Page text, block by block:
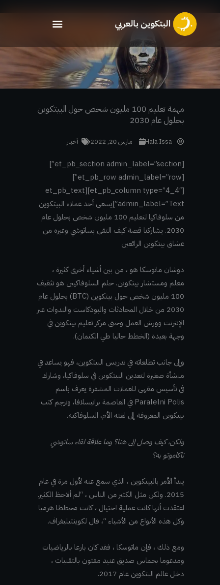
مهمة تعليم 100 مليون شخص حول البيتكوين
بحلول عام 2030
Hala Issa مارس 20, 2022 أخبار
[et_pb_section admin_label=”section”]
[et_pb_row admin_label=”row”]
[et_pb_column type=”4_4″][et_pb_text
admin_label=”Text”] يسعى أحد عملاء البيتكوين
من سلوفاكيا لتعليم 100 مليون شخص بحلول عام
2030. يشاركنا قصة كيف التقى بساتوشي وغيره من
عشاق بيتكوين الرائعين
دوشان ماتوسكا هو ، من بين أشياء أخرى كثيرة ،
معلم ومستشار بيتكوين. حلم السلوفاكيين هو تثقيف
100 مليون شخص حول بيتكوين (BTC) بحلول عام
2030 من خلال المحادثات والبودكاست والندوات عبر
الإنترنت وورش العمل وحتى مركز تعليم بيتكوين في
وجهة بعيدة (الخطط حاليا طي الكتمان).
وإلى جانب تطلعاته في تدريس البيتكوين، فهو يساعد في
منشأة صغيرة لتعدين البيتكوين في سلوفاكيا، وشارك
في تأسيس مقهى للعملات المشفرة يعرف باسم
Paralelni Polis في العاصمة براتيسلافا، وترجم كتب
بيتكوين المعروفة إلى لغته الأم، السلوفاكية.
ولكن، كيف وصل إلى هنا؟ وما علاقة لقاء ساتوشي
ناكاموتو به؟
يبدأ الأمر بالبيتكوين ، الذي سمع عنه لأول مرة في عام
2015. ولكن مثل الكثير من الناس ، “لم ألاحظ الكثير.
اعتقدت أنها كانت عملية احتيال ، كانت مخططا هرميا
وكل هذه الأنواع من الأشياء “، قال لكوينتيليغراف.
ومع ذلك ، فإن ماتوسكا ، فقد كان بارعا بالرياضيات
ومدعوما بحماس صديق عنيد مفتون بالتقنيات ،
دخل عالم البتكوين عام 2017.